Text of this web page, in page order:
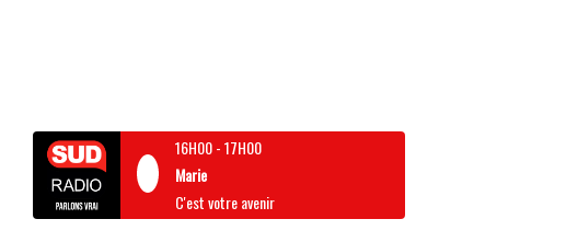
16H00-17H00
Marie
C'est votre avenir